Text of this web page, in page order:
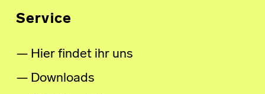
Service
Hier findet ihr uns
Downloads